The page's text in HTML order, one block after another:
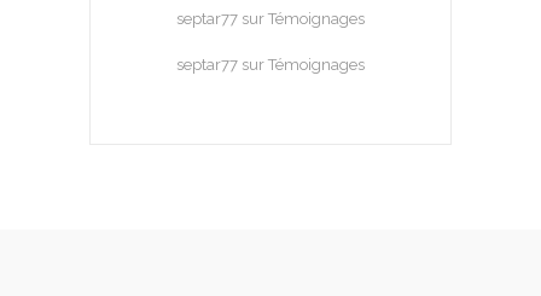
septar77 sur Témoignages
septar77 sur Témoignages